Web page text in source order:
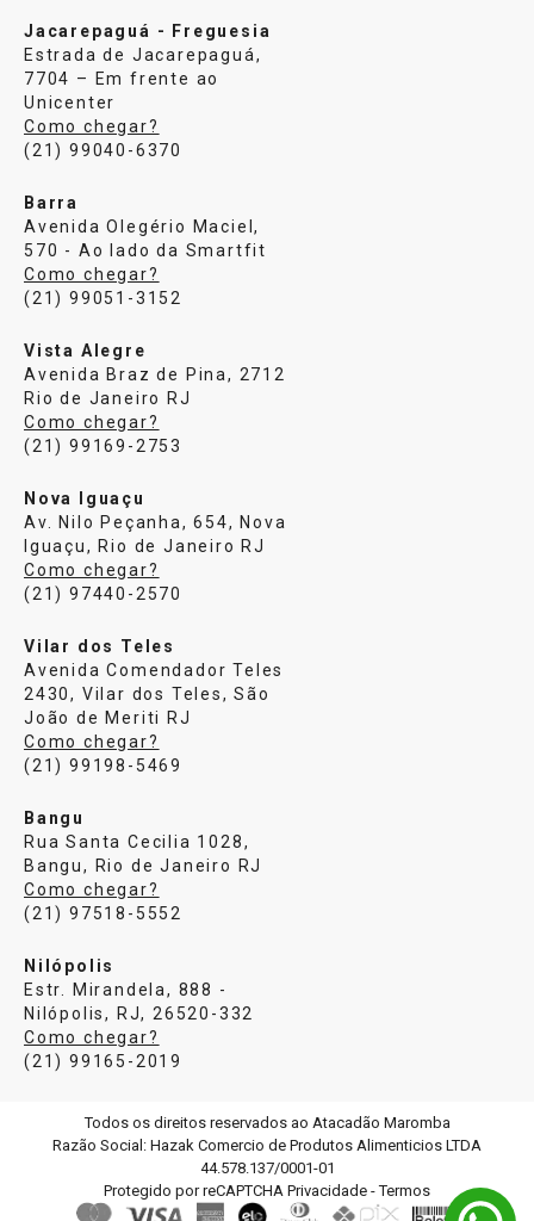
Jacarepaguá - Freguesia
Estrada de Jacarepaguá,
7704 – Em frente ao
Unicenter
Como chegar?
(21) 99040-6370
Barra
Avenida Olegério Maciel,
570 - Ao lado da Smartfit
Como chegar?
(21) 99051-3152
Vista Alegre
Avenida Braz de Pina, 2712
Rio de Janeiro RJ
Como chegar?
(21) 99169-2753
Nova Iguaçu
Av. Nilo Peçanha, 654, Nova
Iguaçu, Rio de Janeiro RJ
Como chegar?
(21) 97440-2570
Vilar dos Teles
Avenida Comendador Teles
2430, Vilar dos Teles, São
João de Meriti RJ
Como chegar?
(21) 99198-5469
Bangu
Rua Santa Cecilia 1028,
Bangu, Rio de Janeiro RJ
Como chegar?
(21) 97518-5552
Nilópolis
Estr. Mirandela, 888 -
Nilópolis, RJ, 26520-332
Como chegar?
(21) 99165-2019
Todos os direitos reservados ao Atacadão Maromba
Razão Social: Hazak Comercio de Produtos Alimenticios LTDA
44.578.137/0001-01
Protegido por reCAPTCHA Privacidade -Termos